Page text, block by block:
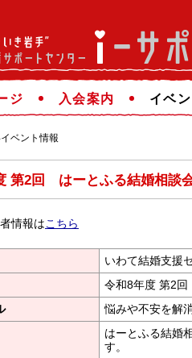
ジ 入会案内 イベ
ベント情報
第2回 はーとふる結婚相談
情報はこちら
いわて結婚支援
令和8年度 第2
悩みや不安を解
はーとふる結婚
す。